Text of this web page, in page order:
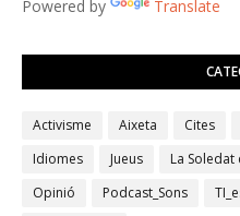
Powered by Translate
Activisme Aixeta Cites
Idiomes
Jueus La
Opinió
Podcast_Sons